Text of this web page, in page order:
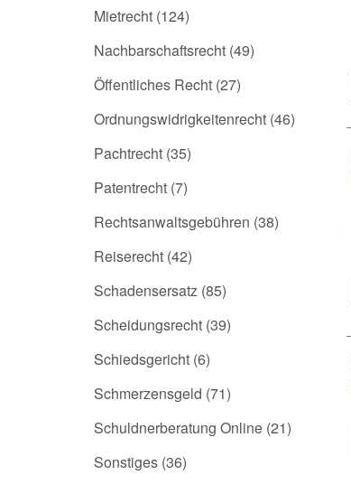
Mietrecht (124)
Nachbarschaftsrecht (49)
Öffentliches Recht (27)
Ordnungswidrigkeitenrecht (46)
Pachtrecht (35)
Patentrecht (7)
Rechtsanwaltsgebühren (38)
Reiserecht (42)
Schadensersatz (85)
Scheidungsrecht (39)
Schiedsgericht (6)
Schmerzensgeld (71)
Schuldnerberatung Online (21)
Sonstiges (36)